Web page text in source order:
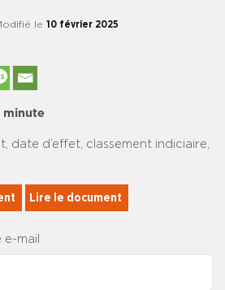
le 10 février 2025
minute
date d’effet, classement indiciaire,
Lire le document
mail